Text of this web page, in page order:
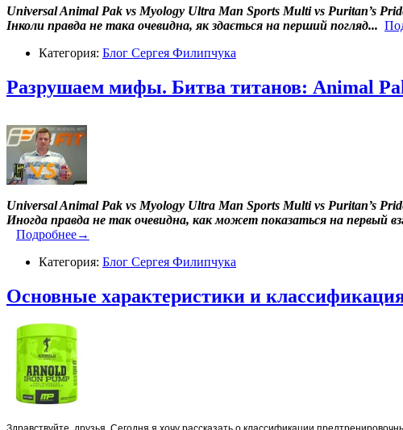
Universal Animal Pak vs Myology Ultra Man Sports Multi vs Puritan’s
Інколи правда не така очевидна, як здається на перший погляд...
Категория: Блог Сергея Филипчука
Разрушаем мифы. Битва титанов: Animal
Universal Animal Pak vs Myology Ultra Man Sports Multi vs Puritan’s
Иногда правда не так очевидна, как может показаться на первый
Подробнее→
Категория: Блог Сергея Филипчука
Основные характеристики и